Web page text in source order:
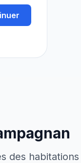
des habitations